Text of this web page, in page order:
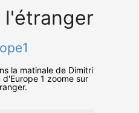
l'étranger
la matinale de Dimitri
1 zoome sur